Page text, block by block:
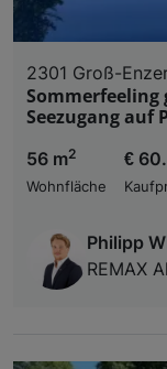
2301 Groß-
Seezugang auf
56 m2
Wohnfläche
€
Philipp
REMAX